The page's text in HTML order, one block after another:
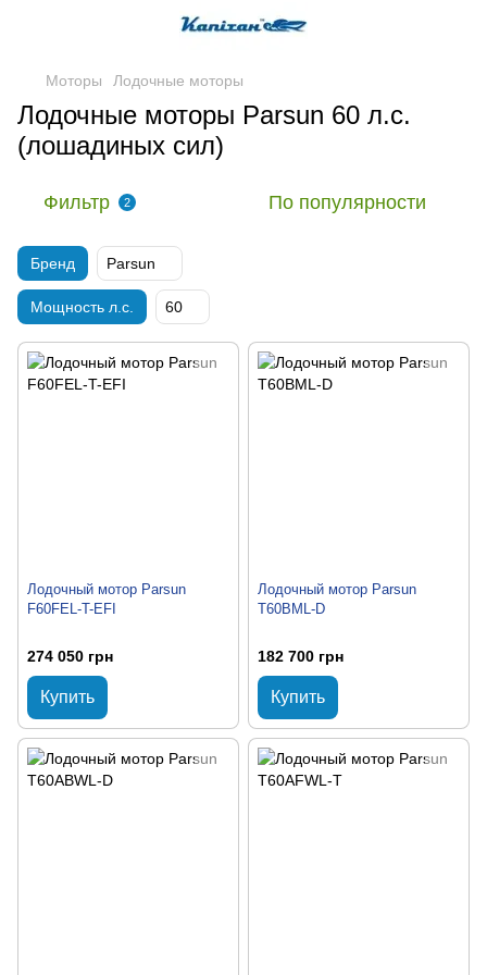
Моторы Лодочные моторы
Лодочные моторы Parsun 60 л.c.
(лошадиных сил)
Фильтр 2 По популярности
Бренд Parsun
Мощность л.с. 60
Лодочный мотор Parsun
F60FEL-T-EFI
274 050 грн
Купить
Лодочный мотор Parsun
T60BML-D
182 700 грн
Купить